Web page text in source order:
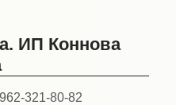
ИП Коннова
321-80-82